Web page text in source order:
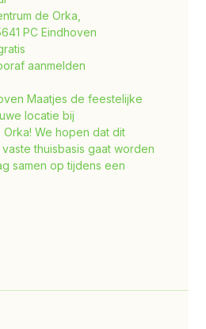
de Orka,
PC Eindhoven
aanmelden
Maatjes de feestelijke
locatie bij
We hopen dat dit
thuisbasis gaat worden
samen op tijdens een